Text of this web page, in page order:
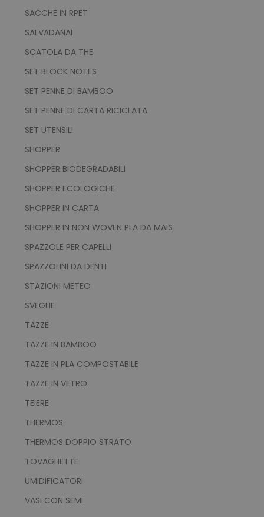
SACCHE IN RPET
SALVADANAI
SCATOLA DA THE
SET BLOCK NOTES
SET PENNE DI BAMBOO
SET PENNE DI CARTA RICICLATA
SET UTENSILI
SHOPPER
SHOPPER BIODEGRADABILI
SHOPPER ECOLOGICHE
SHOPPER IN CARTA
SHOPPER IN NON WOVEN PLA DA MAIS
SPAZZOLE PER CAPELLI
SPAZZOLINI DA DENTI
STAZIONI METEO
SVEGLIE
TAZZE
TAZZE IN BAMBOO
TAZZE IN PLA COMPOSTABILE
TAZZE IN VETRO
TEIERE
THERMOS
THERMOS DOPPIO STRATO
TOVAGLIETTE
UMIDIFICATORI
VASI CON SEMI